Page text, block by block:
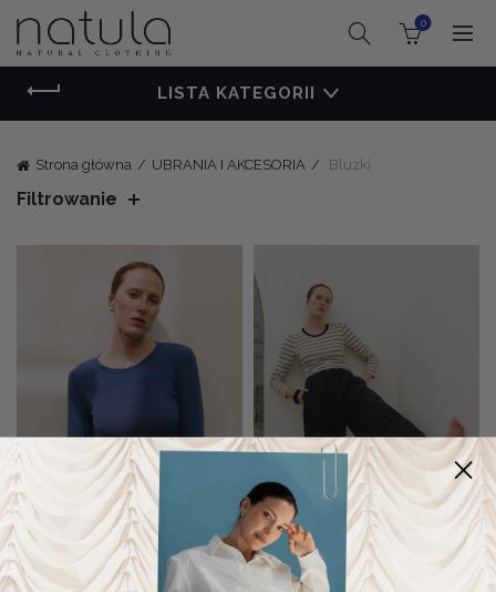
0
LISTA KATEGORII
Strona główna UBRANIA I AKCESORIA Bluzki
Filtrowanie